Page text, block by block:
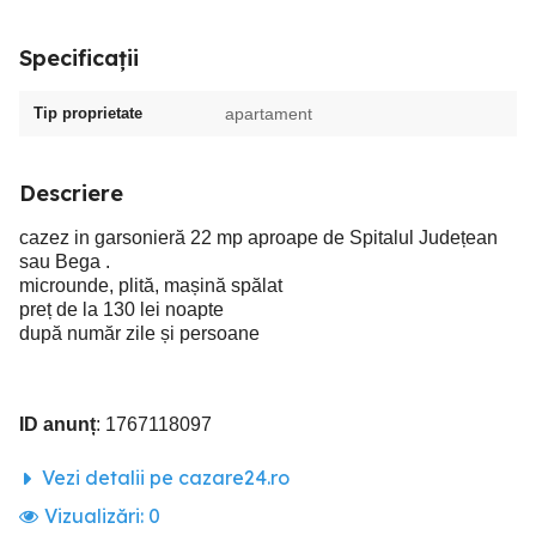
Specificații
Tip proprietate apartament
Descriere
cazez in garsonieră 22 mp aproape de Spitalul Județean
sau Bega .
microunde, plită, mașină spălat
preț de la 130 lei noapte
după număr zile și persoane
ID anunț: 1767118097
Vezi detalii pe cazare24.ro
Vizualizări: 0